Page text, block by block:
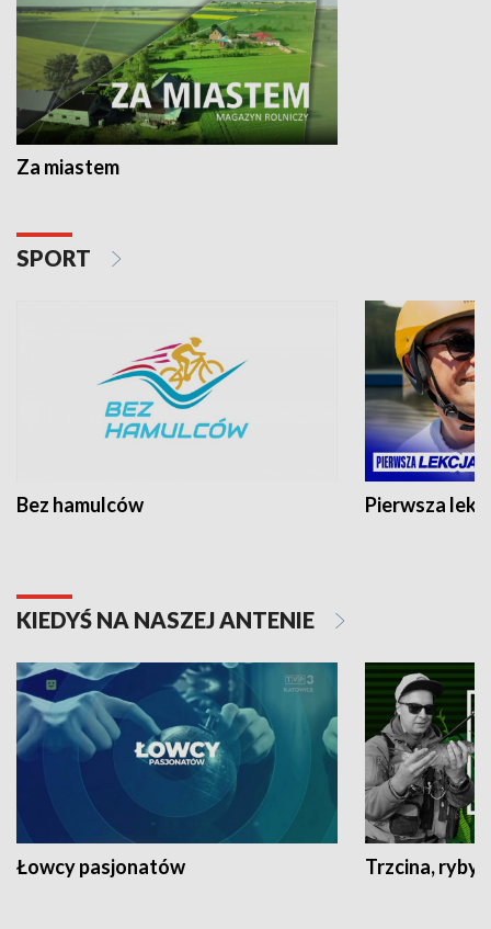
Za miastem
SPORT
Bez hamulców Pierwsza
KIEDYŚ NA NASZEJ ANTENIE
Łowcy pasjonatów Trzcina, ryby